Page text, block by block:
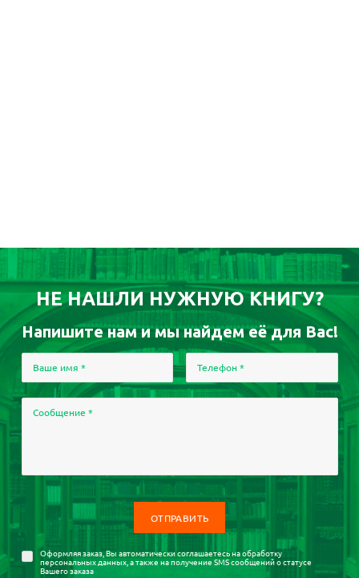
НЕ НАШЛИ НУЖНУЮ КНИГУ?
Напишите нам и мы найдем её для Вас!
Ваше имя * Телефон *
Сообщение *
Оформляя заказ, Вы автоматически соглашаетесь наобработку
персональных данных, а также на получение SMS сообщений о статусе
Вашего заказа